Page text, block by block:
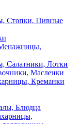
Стопки, Пивные
Салатники, Лотки
Масленки
Креманки
Блюдца